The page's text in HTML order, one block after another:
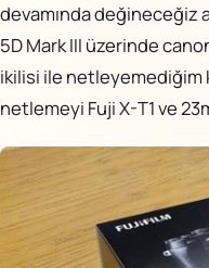
devamında değineceğiz
5D Mark III üzerinde
ikilisi ile netleyemediğim
netlemeyi Fuji X-T1 ve